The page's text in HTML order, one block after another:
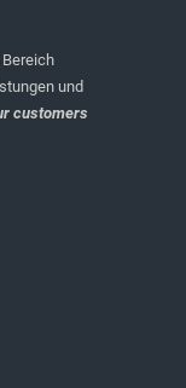
und
customers